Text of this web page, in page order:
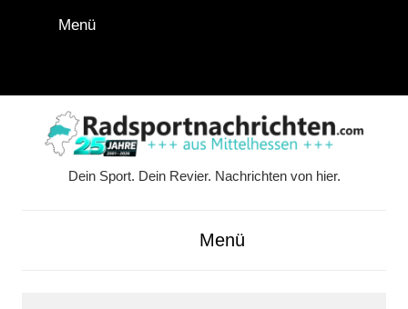
Feed
Menü
Dein Sport. Dein Revier. Nachrichten von hier.
Menü